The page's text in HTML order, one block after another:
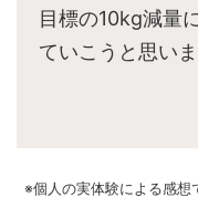
目標の10kg減量
ていこうと思いま
※個人の実体験による感想